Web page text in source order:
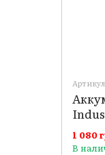
4 А·ч
1 080
В